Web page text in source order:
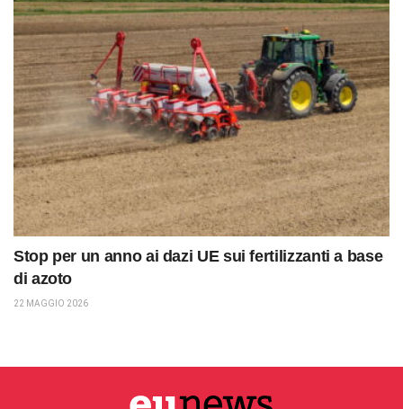
Stop per un anno ai dazi UE sui fertilizzanti a base
di azoto
22 MAGGIO 2026